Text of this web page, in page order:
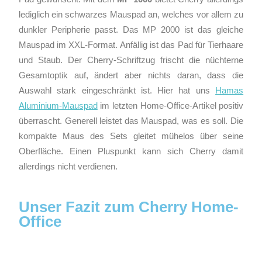
lediglich ein schwarzes Mauspad an, welches vor allem zu
dunkler Peripherie passt. Das MP 2000 ist das gleiche
Mauspad im XXL-Format. Anfällig ist das Pad für Tierhaare
und Staub. Der Cherry-Schriftzug frischt die nüchterne
Gesamtoptik auf, ändert aber nichts daran, dass die
Auswahl stark eingeschränkt ist. Hier hat uns Hamas
Aluminium-Mauspadim letzten Home-Office-Artikel positiv
überrascht. Generell leistet das Mauspad, was es soll. Die
kompakte Maus des Sets gleitet mühelos über seine
Oberfläche. Einen Pluspunkt kann sich Cherry damit
allerdings nicht verdienen.
Unser Fazit zum Cherry Home-
Office